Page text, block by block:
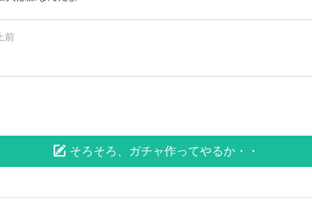
前
そろそろ、ガチャ作ってやるか・・